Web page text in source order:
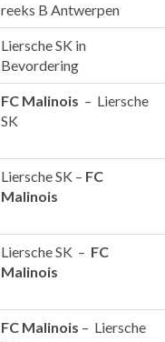
reeks B Antwerpen
Liersche SK in
Bevordering
FC Malinois – Liersche
SK
Liersche SK – FC
Malinois
Liersche SK – FC
Malinois
FC Malinois – Liersche